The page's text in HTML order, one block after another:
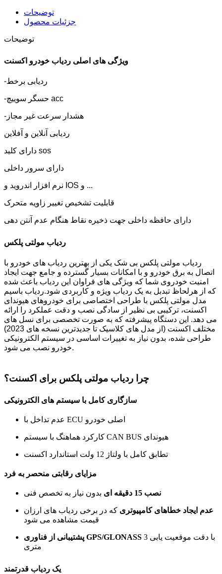
توضیحات
جزئیات محصول
توضیحات
-ردیابی برخط
-حسگر سوییچ acc
-هشدار سرعت غیر مجاز
ردیابی آنلاین و آفلاین
دارای کلید sos
دارای سرور داخلی
نرم افزار اندروید و IOS و ...
قابلیت تشخیص تغییر زاویه متحرک
دارای حافظه داخلی جهت ذخیره نقاط هنگام عدم آنتن دهی
ردیاب مولتی پلکس بی شک یکی از بهترین ردیاب های خودرو با
اتصال به برق خودرو و با امکانات بسیار گسترده و جامع جهت ایجاد
امنیت خودروی شما که ویژگی های فراوان این ردیاب باعث شده
که از هرلحاظ تبدبل به یک ردیاب ویژه و کاربردی شود.ردیاب باسیم
مدل مولتی پلکس با طراحی اختصاصی برای خودروهای هیوندای
اکسنت، ترکیبی بی نظیر از سادگی نصب و دقت عملکرد را ارائه
می دهد. این دستگاه پیشرفته که به صورت تخصصی برای نسل های
مختلف اکسنت (از مدل های کلاسیک تا جدیدترین نسخه های 2023)
طراحی شده، بدون نیاز به تغییرات اساسی در سیستم الکترونیکی
خودرو نصب می شود.
چرا ردیاب مولتی پلکس برای اکسنت؟
سازگاری کامل با سیستم های الکترونیکی
عدم تداخل با ECU اصلی خودرو
کارکرد هماهنگ با سیستم CAN BUS هیوندای
تطابق کامل با ولتاژ 12 ولت استاندارد اکسنت
مزایای رقابتی منحصر به فرد
نصب 15 دقیقه ای بدون نیاز به تخصص فنی
عدم ایجاد خطاهای کامپیوتری که در برخی ردیاب های ارزان
قیمت مشاهده می شود
پشتیبانی از فناوری GPS/GLONASS
متری
یک ردیاب قدرتمند